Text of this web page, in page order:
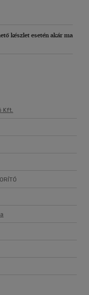
készlet esetén akár ma
Kft.